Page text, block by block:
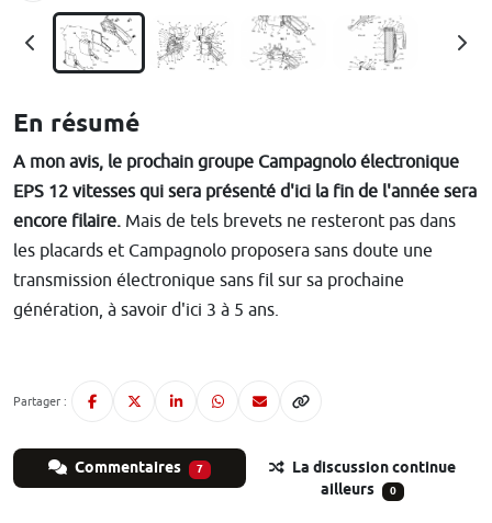
En résumé
A mon avis, le prochain groupe Campagnolo électronique
EPS 12 vitesses qui sera présenté d'ici la fin de l'année sera
encore filaire. Mais de tels brevets ne resteront pas dans
les placards et Campagnolo proposera sans doute une
transmission électronique sans fil sur sa prochaine
génération, à savoir d'ici 3 à 5 ans.
Partager :
Commentaires 7
La discussion continue
ailleurs
0